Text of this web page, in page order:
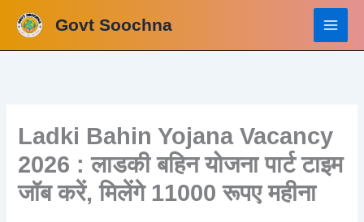
content
Govt Soochna
Ladki Bahin Yojana Vacancy
2026 : लाडकी बहिन योजना पार्ट टाइम
जॉब करें, मिलेंगे 11000 रूपए महीना